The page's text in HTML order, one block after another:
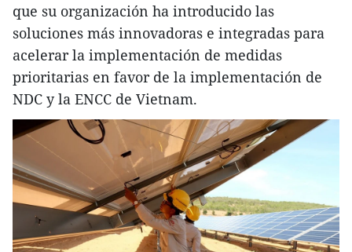
que su organización ha introducido las
soluciones más innovadoras e integradas para
acelerar la implementación de medidas
prioritarias en favor de la implementación de
NDC y la ENCC de Vietnam.